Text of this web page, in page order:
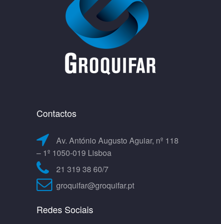
Contactos
Av. António Augusto Aguiar, nº 118
– 1º 1050-019 Lisboa
21 319 38 60/7
groquifar@groquifar.pt
Redes Sociais